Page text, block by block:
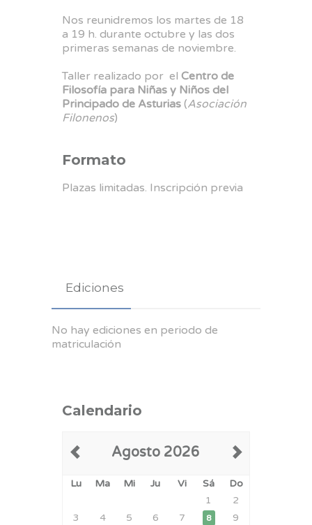
Nos reunidremos los martes de 18
a 19 h. durante octubre y las dos
primeras semanas de noviembre.
Taller realizado por el Centro de
Filosofía para Niñas y Niños del
Principado de Asturias (Asociación
Filonenos)
Formato
Plazas limitadas. Inscripción previa
Ediciones
No hay ediciones en periodo de
matriculación
Calendario
Agosto 2026
Lu Ma Mi Ju Vi Sá
Do
1
2
3
4 5 6 7 8 9